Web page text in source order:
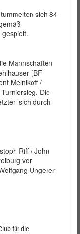
sich 84
Mannschaften
(BF
Melnikoff /
Die
sich durch
Riff / John
vor
Ungerer
für die